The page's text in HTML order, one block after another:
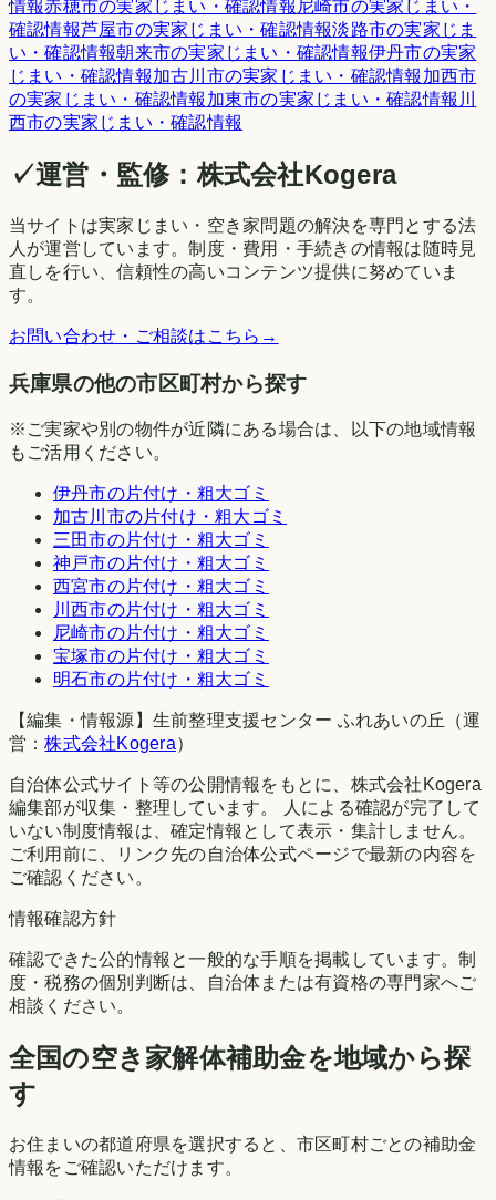
情報赤穂市の実家じまい・確認情報 尼崎市の実家じまい・
確認情報芦屋市の実家じまい・確認情報淡路市の実家じま
い・確認情報朝来市の実家じまい・確認情報伊丹市の実家
じまい・確認情報加古川市の実家じまい・確認情報 加西市
の実家じまい・確認情報 加東市の実家じまい・確認情報 川
西市の実家じまい・確認情報
✓運営・監修：株式会社Kogera
当サイトは実家じまい・空き家問題の解決を専門とする法
人が運営しています。制度・費用・手続きの情報は随時見
直しを行い、信頼性の高いコンテンツ提供に努めていま
す。
お問い合わせ・ご相談はこちら →
兵庫県の他の市区町村から探す
※ご実家や別の物件が近隣にある場合は、以下の地域情報
もご活用ください。
伊丹市の片付け・粗大ゴミ
加古川市の片付け・粗大ゴミ
三田市の片付け・粗大ゴミ
神戸市の片付け・粗大ゴミ
西宮市の片付け・粗大ゴミ
川西市の片付け・粗大ゴミ
尼崎市の片付け・粗大ゴミ
宝塚市の片付け・粗大ゴミ
明石市の片付け・粗大ゴミ
【編集・情報源】生前整理支援センター ふれあいの丘（運
営：株式会社Kogera）
自治体公式サイト等の公開情報をもとに、株式会社Kogera
編集部が収集・整理しています。 人による確認が完了して
いない制度情報は、確定情報として表示・集計しません。
ご利用前に、リンク先の自治体公式ページで最新の内容を
ご確認ください。
情報確認方針
確認できた公的情報と一般的な手順を掲載しています。制
度・税務の個別判断は、自治体または有資格の専門家へご
相談ください。
全国の空き家解体補助金を地域から探
す
お住まいの都道府県を選択すると、市区町村ごとの補助金
情報をご確認いただけます。